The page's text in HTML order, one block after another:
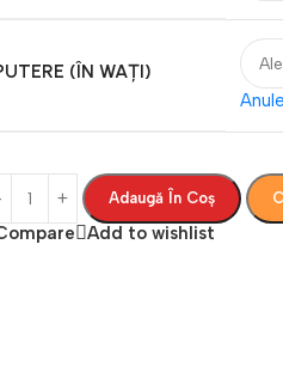
(ÎN WAȚI)
Adaugă În Coș
Add to wishlist